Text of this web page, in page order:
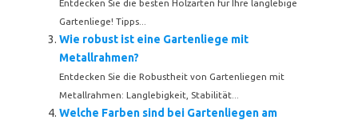
Entdecken Sie die besten Holzarten für Ihre langlebige
Gartenliege! Tipps...
Wie robust ist eine Gartenliege mit
Metallrahmen?
Entdecken Sie die Robustheit von Gartenliegen mit
Metallrahmen: Langlebigkeit, Stabilität...
Welche Farben sind bei Gartenliegen am